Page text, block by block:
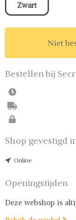
Zwart
Niet
Bestellen bij
Shop gevestigd
Online
Openingstijden
Deze webshop is